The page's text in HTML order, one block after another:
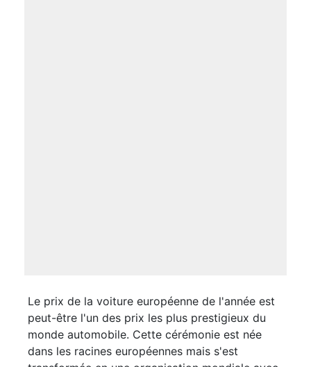
Le prix de la voiture européenne de l'année est
peut-être l'un des prix les plus prestigieux du
monde automobile. Cette cérémonie est née
dans les racines européennes mais s'est